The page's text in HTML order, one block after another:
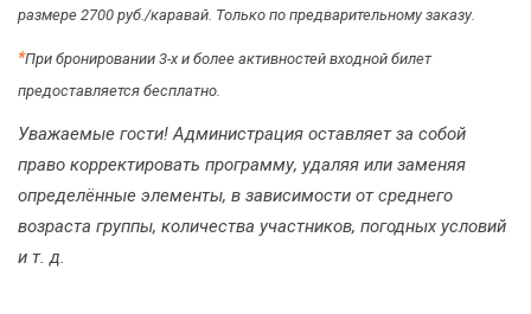
размере 2700 руб./каравай. Только по предварительному заказу.
*При бронировании 3-х и более активностей входной билет
предоставляется бесплатно.
Уважаемые гости! Администрация оставляет за собой
право корректировать программу, удаляя или заменяя
определённые элементы, в зависимости от среднего
возраста группы, количества участников, погодных условий
и т. д.